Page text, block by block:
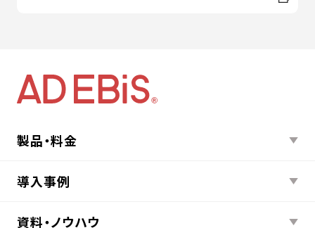
製品・料金
導入事例
資料・ノウハウ